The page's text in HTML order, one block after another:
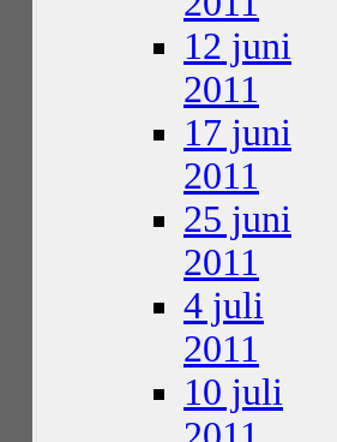
12 juni
2011
17 juni
2011
25 juni
2011
4 juli
2011
10 juli